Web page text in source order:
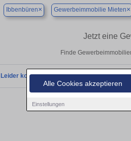
Alle Cookies akzeptieren
Einstellungen
Ibbenbüren× Gewerbeimmobilie Mieten×
Jetzt eine
Finde
Leider konnten wir derzeit keine passenden